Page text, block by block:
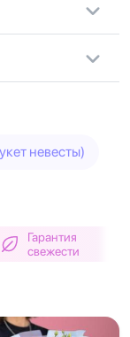
невесты)
Гарантия
свежести